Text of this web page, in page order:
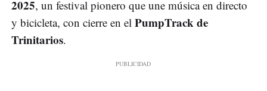
2025, un festival pionero que une música en directo
y bicicleta, con cierre en el PumpTrack de
Trinitarios.